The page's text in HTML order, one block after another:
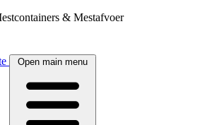
& Mestafvoer
Open main menu